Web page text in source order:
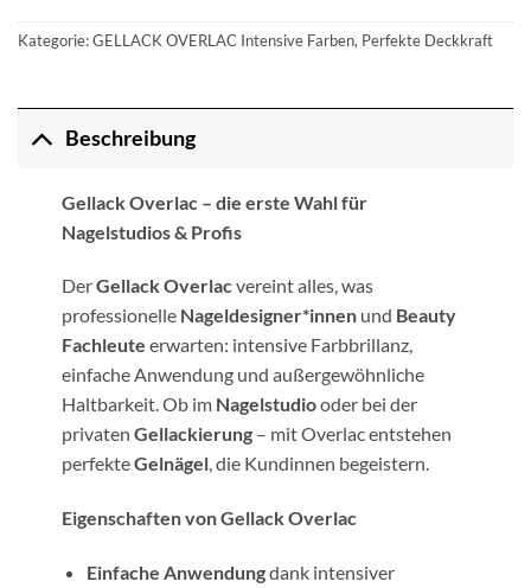
Kategorie:GELLACK OVERLAC Intensive Farben, Perfekte Deckkraft
Beschreibung
Gellack Overlac – die erste Wahl für
Nagelstudios & Profis
DerGellack Overlacvereint alles, was
professionelle Nageldesigner*innenund Beauty
Fachleute erwarten: intensive Farbbrillanz,
einfache Anwendung und außergewöhnliche
Haltbarkeit. Ob im Nagelstudiooder bei der
privaten Gellackierung– mit Overlac entstehen
perfekteGelnägel, die Kundinnen begeistern.
Eigenschaften von Gellack Overlac
Einfache Anwendungdank intensiver